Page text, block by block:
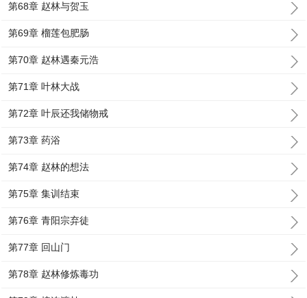
第68章 赵林与贺玉
第69章 榴莲包肥肠
第70章 赵林遇秦元浩
第71章 叶林大战
第72章 叶辰还我储物戒
第73章 药浴
第74章 赵林的想法
第75章 集训结束
第76章 青阳宗弃徒
第77章 回山门
第78章 赵林修炼毒功